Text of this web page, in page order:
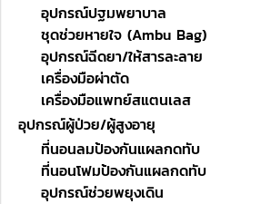
อุปกรณ์ปฐมพยาบาล
ชุดช่วยหายใจ (Ambu Bag)
อุปกรณ์ฉีดยา/ให้สารละลาย
เครื่องมือผ่าตัด
เครื่องมือแพทย์สแตนเลส
อุปกรณ์ผู้ป่วย/ผู้สูงอายุ
ที่นอนลมป้องกันแผลกดทับ
ที่นอนโฟมป้องกันแผลกดทับ
อุปกรณ์ช่วยพยุงเดิน